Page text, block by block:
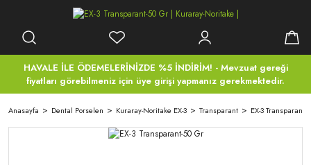
HAVALE İLE ÖDEMELERİNİZDE %5 İNDİRİM! - Mevzuat gereği
fiyatları görebilmeniz için üye girişi yapmanız gerekmektedir.
Anasayfa Dental Porselen Kuraray-Noritake EX-3 Transparant EX-3 Transparant-